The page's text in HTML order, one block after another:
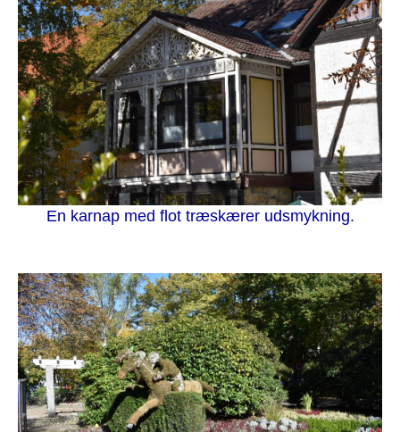
En karnap med flot træskærer udsmykning.